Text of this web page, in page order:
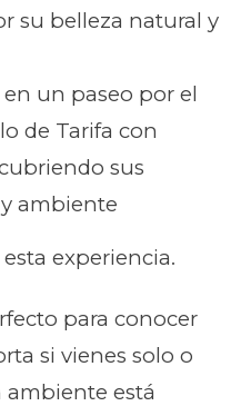
su belleza natural y
un paseo por el
de Tarifa con
sus
ambiente
experiencia.
para conocer
si vienes solo o
está